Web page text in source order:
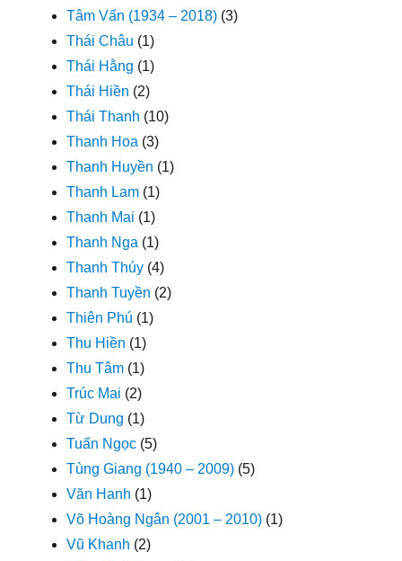
Tâm Vấn (1934 – 2018) (3)
Thái Châu (1)
Thái Hằng (1)
Thái Hiền (2)
Thái Thanh (10)
Thanh Hoa (3)
Thanh Huyền (1)
Thanh Lam (1)
Thanh Mai (1)
Thanh Nga (1)
Thanh Thúy (4)
Thanh Tuyền (2)
Thiên Phú (1)
Thu Hiền (1)
Thu Tâm (1)
Trúc Mai (2)
Từ Dung (1)
Tuấn Ngọc (5)
Tùng Giang (1940 – 2009) (5)
Văn Hanh (1)
Võ Hoàng Ngân (2001 – 2010) (1)
Vũ Khanh (2)